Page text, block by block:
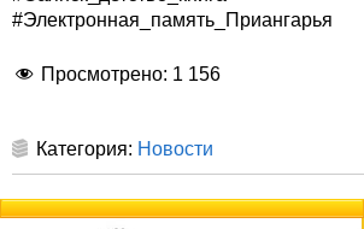
#Электронная_память_Приангарья
Просмотрено: 1 156
Категория: Новости